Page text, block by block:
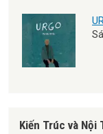
Kiến Trúc và Nội